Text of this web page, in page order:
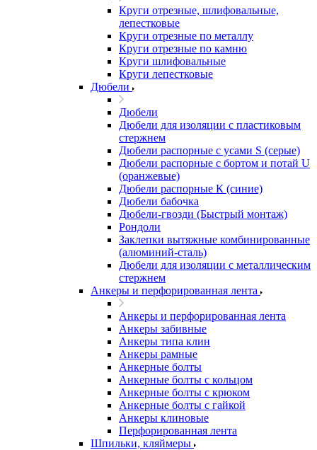
Круги отрезные, шлифовальные,
лепестковые
Круги отрезные по металлу
Круги отрезные по камню
Круги шлифовальные
Круги лепестковые
Дюбели
Дюбели
Дюбели для изоляции с пластиковым
стержнем
Дюбели распорные с усами S (серые)
Дюбели распорные c бортом и потай U
(оранжевые)
Дюбели распорные К (синие)
Дюбели бабочка
Дюбели-гвозди (Быстрый монтаж)
Рондоли
Заклепки вытяжные комбинированные
(алюминий-сталь)
Дюбели для изоляции с металлическим
стержнем
Анкеры и перфорированная лента
Анкеры и перфорированная лента
Анкеры забивные
Анкеры типа клин
Анкеры рамные
Анкерные болты
Анкерные болты с кольцом
Анкерные болты с крюком
Анкерные болты с гайкой
Анкеры клиновые
Перфорированная лента
Шпильки, кляймеры